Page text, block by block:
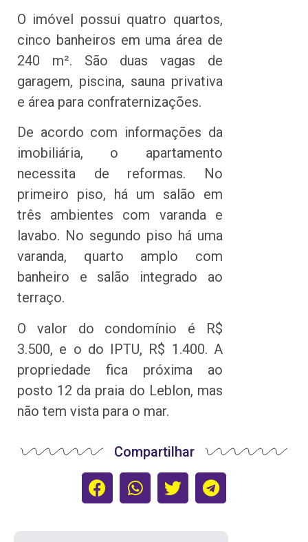
O imóvel possui quatro quartos,
cinco banheiros em uma área de
240 m². São duas vagas de
garagem, piscina, sauna privativa
e área para confraternizações.
De acordo com informações da
imobiliária, o apartamento
necessita de reformas. No
primeiro piso, há um salão em
três ambientes com varanda e
lavabo. No segundo piso há uma
varanda, quarto amplo com
banheiro e salão integrado ao
terraço.
O valor do condomínio é R$
3.500, e o do IPTU, R$ 1.400. A
propriedade fica próxima ao
posto 12 da praia do Leblon, mas
não tem vista para o mar.
Compartilhar